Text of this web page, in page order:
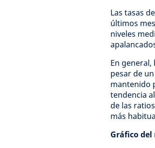
Las tasas
últimos
niveles
En
pesar de
mantenido
tendencia
de las
más
Gráfico del